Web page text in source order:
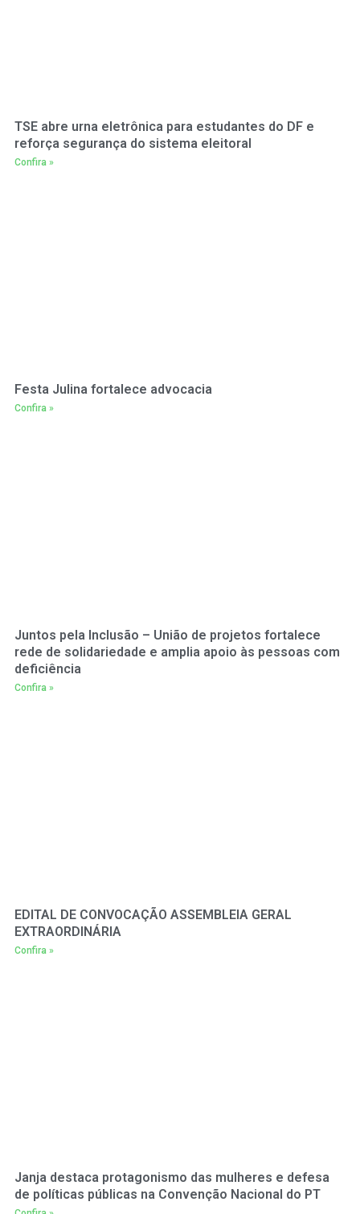
TSE abre urna eletrônica para estudantes do DF e
reforça segurança do sistema eleitoral
Confira »
Festa Julina fortalece advocacia
Confira »
Juntos pela Inclusão – União de projetos fortalece
rede de solidariedade e amplia apoio às pessoas com
deficiência
Confira »
EDITAL DE CONVOCAÇÃO ASSEMBLEIA GERAL
EXTRAORDINÁRIA
Confira »
Janja destaca protagonismo das mulheres e defesa
de políticas públicas na Convenção Nacional do PT